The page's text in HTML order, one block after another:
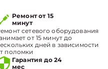
Ремонт от 15
минут
сетевого оборудования
от 15 минут до
дней в зависимости
поломки
Гарантия до 24
мес